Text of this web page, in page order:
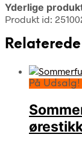
Yderlige
Produkt id:
På Udsalg!